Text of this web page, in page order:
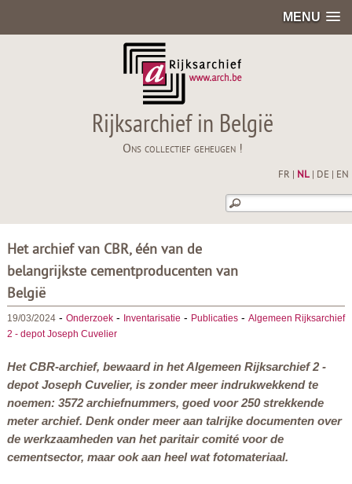
MENU
Rijksarchief in België
Ons collectief geheugen !
FR NL| DE EN
Het archief van CBR, één van de
belangrijkste cementproducenten van
België
19/03/2024- Onderzoek- Inventarisatie - Publicaties- Algemeen Rijksarchief
2 - depot Joseph Cuvelier
Het CBR-archief, bewaard in het Algemeen Rijksarchief 2 -
depot Joseph Cuvelier, is zonder meer indrukwekkend te
noemen: 3572 archiefnummers, goed voor 250 strekkende
meter archief. Denk onder meer aan talrijke documenten over
de werkzaamheden van het paritair comité voor de
cementsector, maar ook aan heel wat fotomateriaal.